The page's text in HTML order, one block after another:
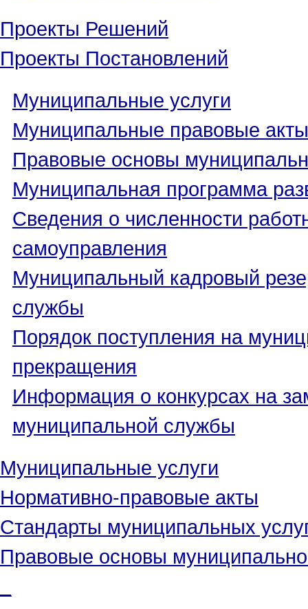
Проекты Решений
Проекты Постановлений
Муниципальные услуги
Муниципальные правовые акты
Правовые основы
Муниципальная программа
Сведения о численности
самоуправления
Муниципальный кадровый
службы
Порядок поступления на
прекращения
Информация о конкурсах на
муниципальной службы
Муниципальные услуги
Нормативно-правовые акты
Стандарты муниципальных
Правовые основы